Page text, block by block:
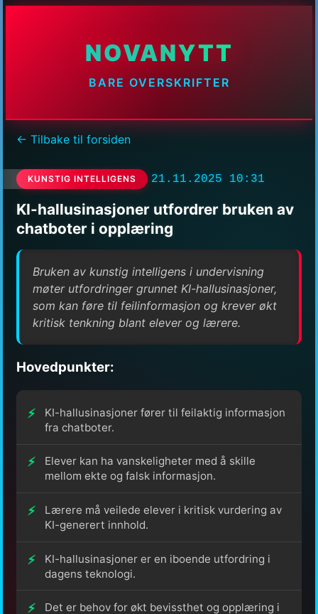
NOVANYTT
BARE OVERSKRIFTER
← Tilbake til forsiden
KUNSTIG INTELLIGENS 21.11.2025 10:31
KI-hallusinasjoner utfordrer bruken av
chatboter i opplæring
Bruken av kunstig intelligens i undervisning
møter utfordringer grunnet KI-hallusinasjoner,
som kan føre til feilinformasjon og krever økt
kritisk tenkning blant elever og lærere.
Hovedpunkter:
KI-hallusinasjoner fører til feilaktig informasjon
fra chatboter.
Elever kan ha vanskeligheter med å skille
mellom ekte og falsk informasjon.
Lærere må veilede elever i kritisk vurdering av
KI-generert innhold.
KI-hallusinasjoner er en iboende utfordring i
dagens teknologi.
Det er behov for økt bevissthet og opplæring i